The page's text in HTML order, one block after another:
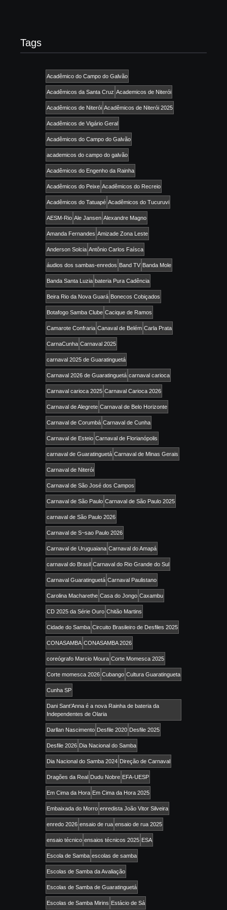
Tags
Acadêmico do Campo do Galvão
Acadêmicos da Santa Cruz Academicos de Niterói
Acadêmicos de Niterói Acadêmicos de Niterói 2025
Acadêmicos de Vigário Geral
Acadêmicos do Campo do Galvão
academicos do campo do galvão
Acadêmicos do Engenho da Rainha
Acadêmicos do Peixe Acadêmicos do Recreio
Acadêmicos do Tatuapé Acadêmicos do Tucuruvi
AESM-Rio Ale Jansen Alexandre Magno
Amanda Fernandes Amizade Zona Leste
Anderson Solcia Antônio Carlos Faísca
áudios dos sambas-enredos Band TV Banda Mole
Banda Santa Luzia bateria Pura Cadência
Beira Rio da Nova Guará Bonecos Cobiçados
Botafogo Samba Clube Cacique de Ramos
Camarote Confraria Canaval de Belém Carla Prata
CarnaCunha Carnaval 2025
carnaval 2025 de Guaratinguetá
Carnaval 2026 de Guaratinguetá carnaval carioca
Carnaval carioca 2025 Carnaval Carioca 2026
Carnaval de Alegrete Carnaval de Belo Horizonte
Carnaval de Corumbá Carnaval de Cunha
Carnaval de Esteio Carnaval de Florianópolis
carnaval de Guaratinguetá Carnaval de Minas Gerais
Carnaval de Niterói
Carnaval de São José dos Campos
Carnaval de São Paulo Carnaval de São Paulo 2025
carnaval de São Paulo 2026
Carnaval de S~sao Paulo 2026
Carnaval de Uruguaiana Carnaval do Amapá
carnaval do Brasil Carnaval do Rio Grande do Sul
Carnaval Guaratinguetá Carnaval Paulistano
Carolina Macharethe Casa do Jongo Caxambu
CD 2025 da Série Ouro Chitão Martins
Cidade do Samba Circuito Brasileiro de Desfiles 2025
CONASAMBA CONASAMBA 2026
coreógrafo Marcio Moura Corte Momesca 2025
Corte momesca 2026 Cubango Cultura Guaratingueta
Cunha SP
Dani Sant’Anna é a nova Rainha de bateria da
Independentes de Olaria
Darllan Nascimento Desfile 2020 Desfile 2025
Desfile 2026 Dia Nacional do Samba
Dia Nacional do Samba 2024 Direção de Carnaval
Dragões da Real Dudu Nobre EFA-UESP
Em Cima da Hora Em Cima da Hora 2025
Embaixada do Morro enredista João Vitor Silveira
enredo 2026 ensaio de rua ensaio de rua 2025
ensaio técnico ensaios técnicos 2025 ESA
Escola de Samba escolas de samba
Escolas de Samba da Avaliação
Escolas de Samba de Guaratinguetá
Escolas de Samba Mirins Estácio de Sá